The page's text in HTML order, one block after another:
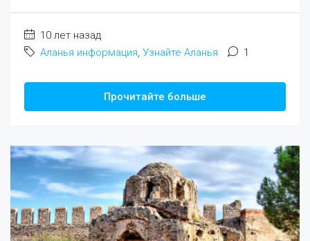
10 лет назад
Аланья информация, Узнайте Аланья 1
Прочитайте больше